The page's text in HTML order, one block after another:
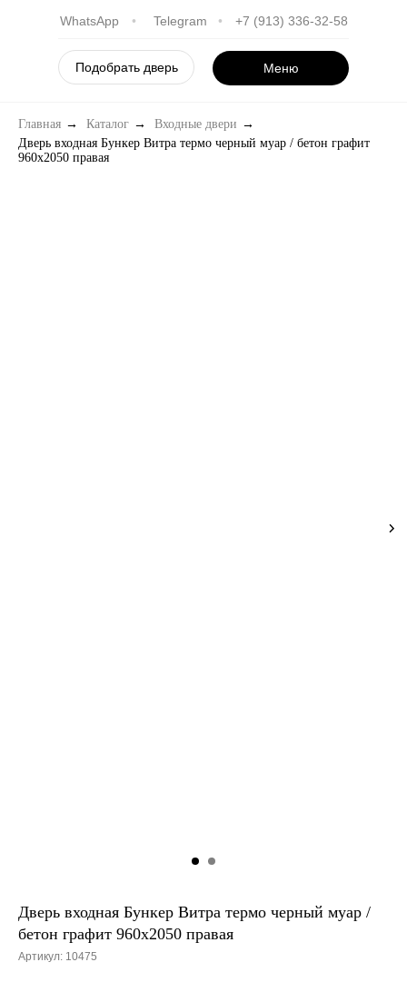
WhatsApp •
Telegram
• +7 (913) 336-32-58
Подобрать дверь Меню
Главная → Каталог → Входные двери →
Дверь входная Бункер Витра термо черный муар / бетон графит
960х2050 правая
Дверь входная Бункер Витра термо черный муар /
бетон графит 960х2050 правая
Артикул: 10475